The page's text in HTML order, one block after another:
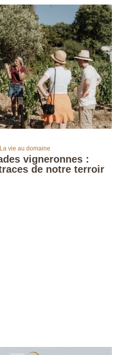
La vie au domaine
vigneronnes :
de notre terroir